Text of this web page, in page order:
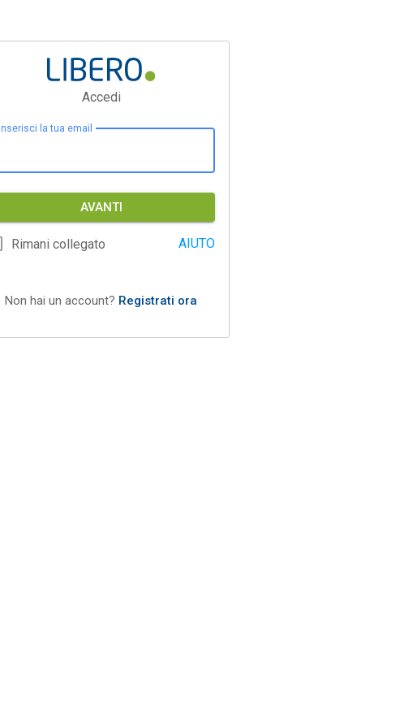
Accedi
Inserisci la tua email
AVANTI
Rimani collegato AIUTO
Non hai un account? Registrati ora